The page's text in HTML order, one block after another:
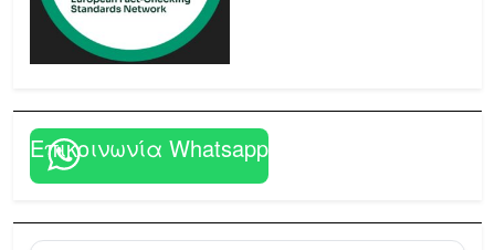
Επικοινωνία Whatsapp